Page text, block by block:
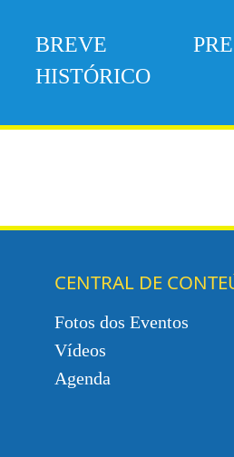
BREVE
HISTÓRICO
CENTRAL DE
Fotos dos Eventos
Vídeos
Agenda